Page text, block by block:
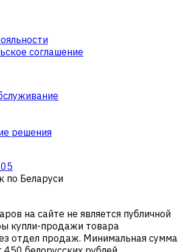
соглашение
решения
по Беларуси
на сайте не является публичной
купли-продажи товара
отдел продаж. Минимальная сумма